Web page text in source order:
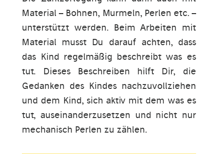
Material – Bohnen, Murmeln, Perlen etc. –
unterstützt werden. Beim Arbeiten mit
Material musst Du darauf achten, dass
das Kind regelmäßig beschreibt was es
tut. Dieses Beschreiben hilft Dir, die
Gedanken des Kindes nachzuvollziehen
und dem Kind, sich aktiv mit dem was es
tut, auseinanderzusetzen und nicht nur
mechanisch Perlen zu zählen.